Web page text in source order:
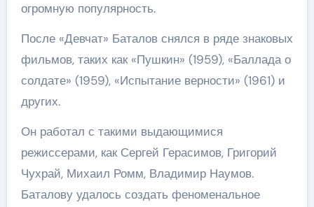
огромную популярность.
После «Девчат» Баталов снялся в ряде знаковых
фильмов, таких как «Пушкин» (1959), «Баллада о
солдате» (1959), «Испытание верности» (1961) и
других.
Он работал с такими выдающимися
режиссерами, как Сергей Герасимов, Григорий
Чухрай, Михаил Ромм, Владимир Наумов.
Баталову удалось создать феноменальное